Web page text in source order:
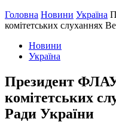
Головна Новини Україна
комітетських слуханнях
Новини
Україна
Президент
комітетських
Ради України